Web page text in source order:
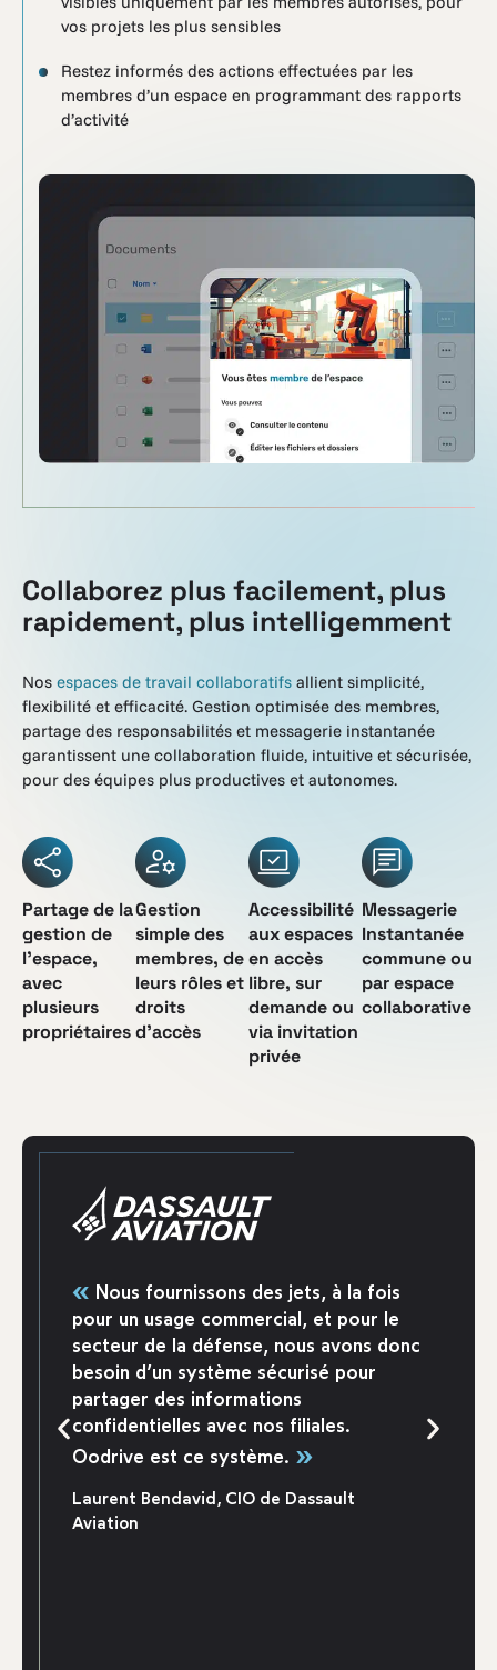
vos projets les plus sensibles
Restez informés des actions effectuées par les
membres d’un espace en programmant des rapports
d’activité
Collaborez plus facilement, plus
rapidement, plus intelligemment
Nos espaces de travail collaboratifs allient simplicité,
flexibilité et efficacité. Gestion optimisée des membres,
partage des responsabilités et messagerie instantanée
garantissent une collaboration fluide, intuitive et sécurisée,
pour des équipes plus productives et autonomes.
Partage de la
gestion de
l’espace,
avec
plusieurs
propriétaires
Gestion
simple des
membres, de
leurs rôles et
droits
d’accès
Accessibilité
aux espaces
en accès
libre, sur
demande ou
via invitation
privée
Messagerie
Instantanée
commune ou
par espace
collaborative
« Nous fournissons des jets, à la fois
pour un usage commercial, et pour le
secteur de la défense, nous avons donc
besoin d’un système sécurisé pour
partager des informations
confidentielles avec nos filiales.
Oodrive est ce système. »
Laurent Bendavid, CIO de Dassault
Aviation